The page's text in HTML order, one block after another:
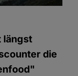
längst
die